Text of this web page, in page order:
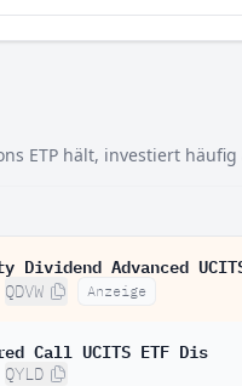
ETP hält, investiert
Dividend Advanced
QDVW Anzeige
Call UCITS ETF Dis
QYLD